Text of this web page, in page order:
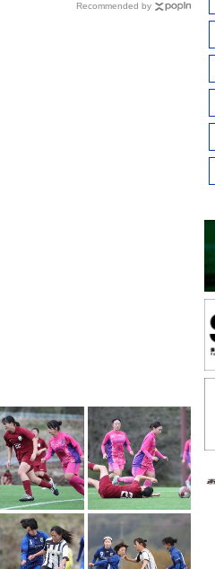
力攻撃陣を封じて快勝
Recommended by